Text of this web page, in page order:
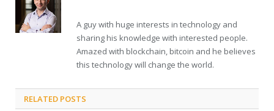
A guy with huge interests in technology and
sharing his knowledge with interested people.
Amazed with blockchain, bitcoin and he believes
this technology will change the world.
RELATED POSTS